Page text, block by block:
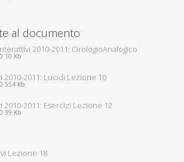
al documento
2010-2011: OrologioAnalogico
10 Kb
2010-2011: Lucidi Lezione 10
554 Kb
2010-2011: Esercizi Lezione 12
39 Kb
Lezione 18